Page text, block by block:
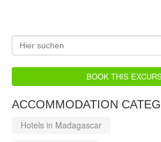
BOOK THIS
ACCOMMODATION
Hotels in Madagascar